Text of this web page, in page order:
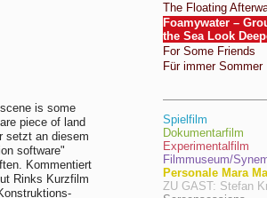
is some
piece of land
setzt an diesem
software"
Kommentiert
Rinks Kurzfilm
The Floating
Foamywater –
the Sea Look
For Some Friends
Für immer Sommer
Spielfilm
Dokumentarfilm
Experimentalfilm
Filmmuseum/
Personale Mara
ZU GAST: Stefan